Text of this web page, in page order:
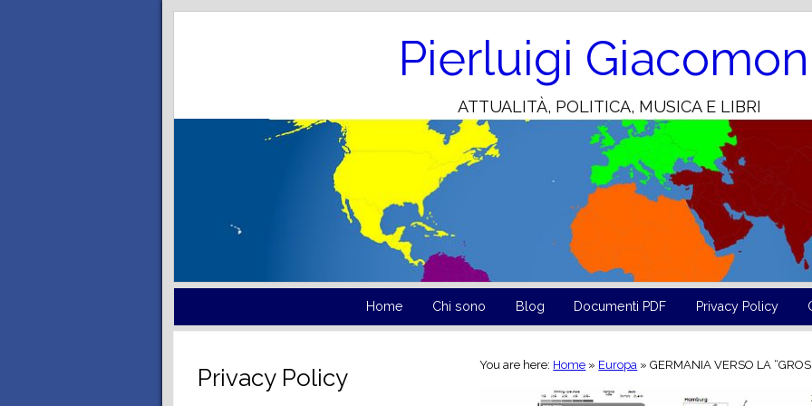
to
Pierluigi
ATTUALITÀ, POLITICA, MUSICA E LIBRI
Home Chi sono Blog Documenti PDF Privacy Policy
You are here: Home » Europa »GERMANIA VERSO LA
Privacy Policy